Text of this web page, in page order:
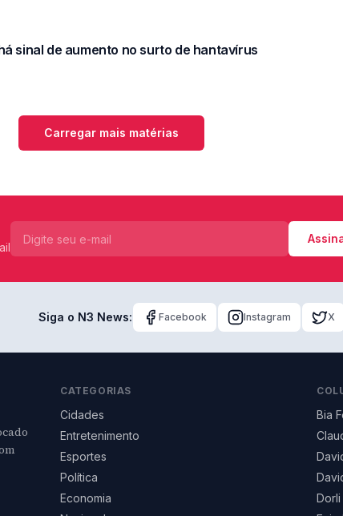
sinal de aumento no surto de hantavírus
Carregar mais matérias
Siga o N3 News: Facebook Instagram X
CATEGORIAS
Cidades
Entretenimento
Esportes
Política
Economia
Bia
Dorli